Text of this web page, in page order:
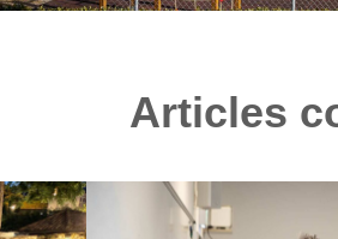
Articles